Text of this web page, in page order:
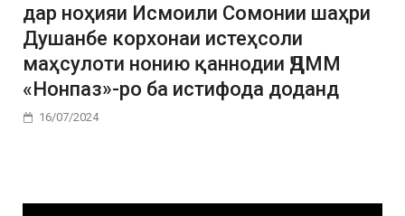
дар ноҳияи Исмоили Сомонии шаҳри
Душанбе корхонаи истеҳсоли
маҳсулоти нонию қаннодии ҶДММ
«Нонпаз»-ро ба истифода доданд
16/07/2024